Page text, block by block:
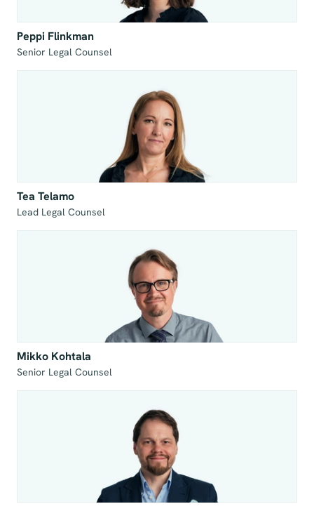
Peppi Flinkman
Senior Legal Counsel
Tea Telamo
Lead Legal Counsel
Mikko Kohtala
Senior Legal Counsel